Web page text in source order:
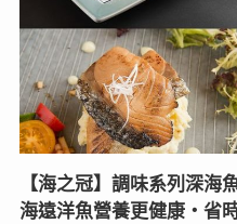
【海之冠】調味系列深
海遠洋魚營養更健康‧省